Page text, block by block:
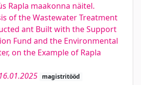
Rapla maakonna näitel.
of the Wastewater Treatment
ant Built with the Support
Fund and the Environmental
on the Example of Rapla
16.01.2025 magistritööd